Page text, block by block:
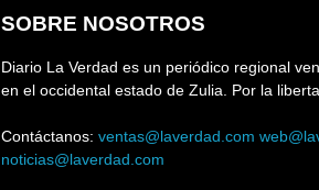
SOBRE NOSOTROS
Diario La Verdad es un periódico regional
en el occidental estado de Zulia. Por la
Contáctanos: ventas@laverdad.com
noticias@laverdad.com